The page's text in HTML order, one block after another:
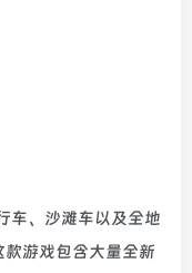
车、沙滩车以及全地
游戏包含大量全新